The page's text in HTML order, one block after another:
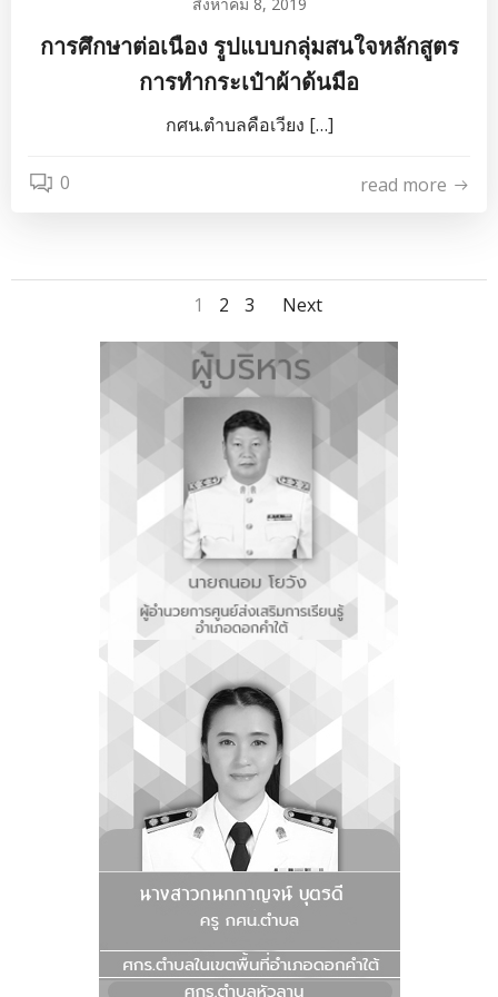
การศึกษาต่อเนือง รูปแบบกลุ่มสนใจหลักสูตร
การทำกระเป๋าผ้าด้นมือ
กศน.ตำบลคือเวียง […]
0 read more
Posts
navigation
Page
1 Page
2 Page
3
Posts
navigation
Next